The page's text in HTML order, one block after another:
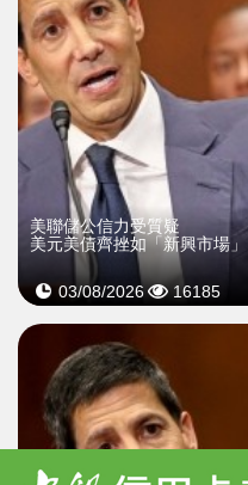
美聯儲公信力受質疑
美元美債齊挫如「新興市場」
03/08/2026 16185